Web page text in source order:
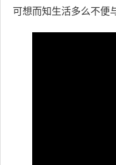
可想而知生活多么不便